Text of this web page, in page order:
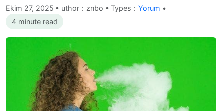
Ekim 27, 2025 • uthor：znbo • Types： Yorum •
4 minute read